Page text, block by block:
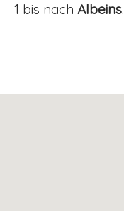
1 bis nach Albeins.